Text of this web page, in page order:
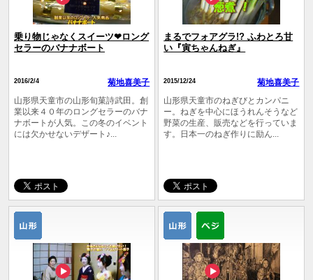
乗り物じゃなくスイーツ❤ロング
セラーのバナナボート
2016/2/4
菊地喜美子
山形県天童市の山形旬菓詩武田。創
業以来４０年のロングセラーのバナ
ナボートが人気。この冬のイベント
には欠かせないデザート♪...
まるでフォアグラ!? ふわとろ甘
い『寅ちゃんねぎ』
2015/12/24
菊地喜美子
山形県天童市のねぎびとカンパニ
ー。ねぎを中心にほうれんそうなど
野菜の生産、販売などを行っていま
す。日本一のねぎ作りに励ん...